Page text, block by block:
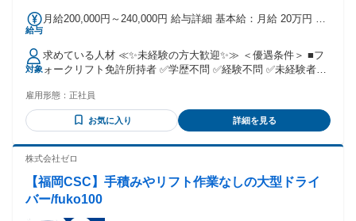
給与
月給200,000円～240,000円 給与詳細 基本給：月給 20万円 〜
れる通勤・皆勤・家族手当金額：なし 全員に一律で支払われ
るその他手当金額：なし ⭐交通費全額支給 ⭐残業代は1分単位
で支給 ⭐賞与年2回あり（6月・12月）
対象
求めている人材 ≪✨未経験の方大歓迎✨≫ ＜優遇条件＞ ■フ
ォークリフト免許所持者 ✅学歴不問 ✅経験不問 ✅未経験者歓
＊☆＊――＊☆＊――＊☆＊ ★今回募集するお仕事では、
【物流倉庫】などでの【仕分け】や 【ピッキング】【軽作
い♫ ★正社員・アルバイト・パート・派遣社員 として働いて
雇用形態： 正社員
お気に入り 詳細を見る
株式会社ゼロ
【福岡CSC】手積みやリフト作業なしの大型ドライ
バー/fuko100